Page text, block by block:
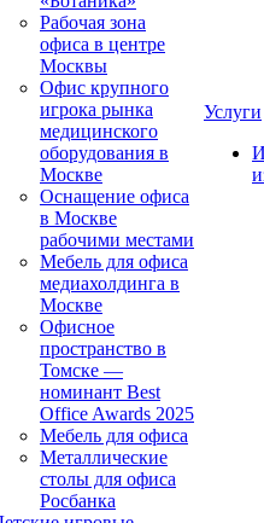
Рабочая зона
офиса в центре
Москвы
Офис крупного
игрока рынка
медицинского
оборудования в
Москве
Оснащение офиса
в Москве
рабочими местами
Мебель для офиса
медиахолдинга в
Москве
Офисное
пространство в
Томске —
номинант Best
Office Awards 2025
Мебель для офиса
Металлические
столы для офиса
Росбанка
Услуги